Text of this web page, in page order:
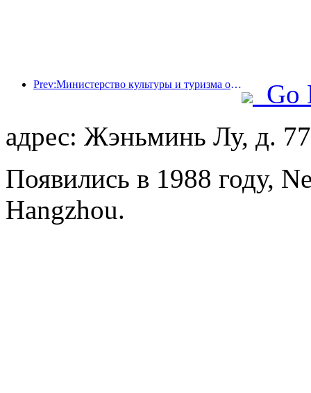
Prev:Министерство культуры и туризма официально объявило о проведении мероприятий, приуроченных к «19 мая — Дню туризма в Китае», и планирует выделить населению субсидии на сумму свыше 1 миллиарда юаней.
Go
адрес: Жэньминь Лу, д. 77
Появились в 1988 году,
Hangzhou.